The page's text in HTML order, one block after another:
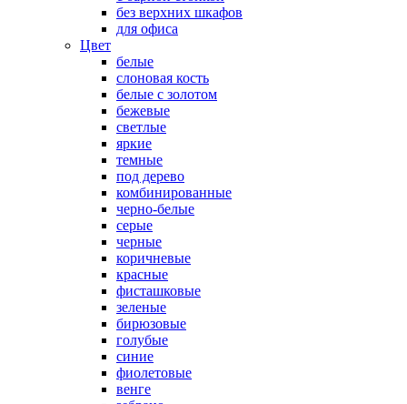
без верхних шкафов
для офиса
Цвет
белые
слоновая кость
белые с золотом
бежевые
светлые
яркие
темные
под дерево
комбинированные
черно-белые
серые
черные
коричневые
красные
фисташковые
зеленые
бирюзовые
голубые
синие
фиолетовые
венге